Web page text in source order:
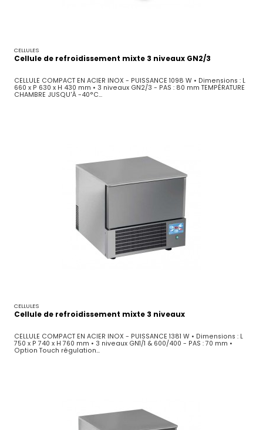
CELLULES
Cellule de refroidissement mixte 3 niveaux GN2/3
CELLULE COMPACT EN ACIER INOX - PUISSANCE 1098 W • Dimensions : L
660 x P 630 x H 430 mm • 3 niveaux GN2/3 - PAS : 80 mm TEMPÉRATURE
CHAMBRE JUSQU'À -40°C...
CELLULES
Cellule de refroidissement mixte 3 niveaux
CELLULE COMPACT EN ACIER INOX - PUISSANCE 1381 W • Dimensions : L
750 x P 740 x H 760 mm • 3 niveaux GN1/1 & 600/400 - PAS : 70 mm •
Option Touch régulation...